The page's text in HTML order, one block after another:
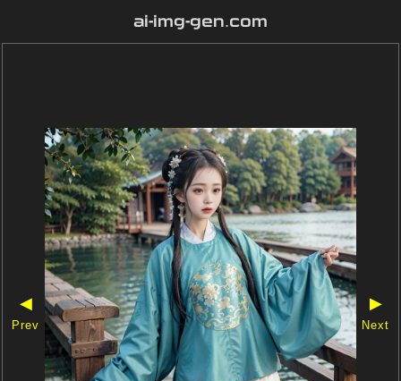
ai-img-gen.com
◀
Prev
▶
Next